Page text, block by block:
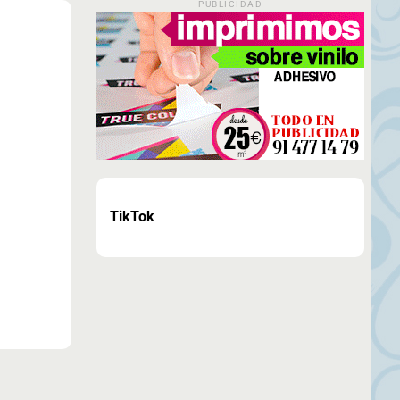
PUBLICIDAD
TikTok